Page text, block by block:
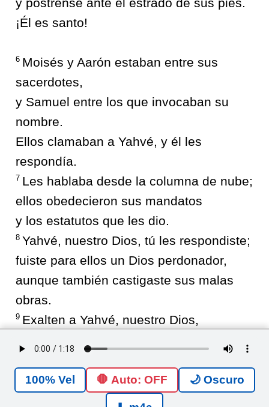
¡Él es santo!
6 Moisés y Aarón estaban entre sus
sacerdotes,
y Samuel entre los que invocaban su
nombre.
Ellos clamaban a Yahvé, y él les
respondía.
7 Les hablaba desde la columna de nube;
ellos obedecieron sus mandatos
y los estatutos que les dio.
8 Yahvé, nuestro Dios, tú les respondiste;
fuiste para ellos un Dios perdonador,
aunque también castigaste sus malas
obras.
9 Exalten a Yahvé, nuestro Dios,
Salmos
< 99 >
🛑 Auto: OFF 🌙 Oscuro